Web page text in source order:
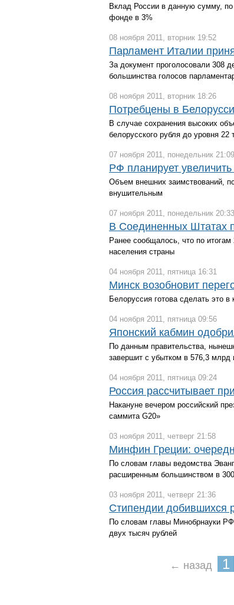
Вклад России в данную сумму,
фонде в 3%
08 ноября 2011, вторник 19:52
Парламент Италии
За документ проголосовали 308
большинства голосов
08 ноября 2011, вторник 18:26
Потребцены в
В случае сохранения высоких
белорусского рубля до уровня 22
07 ноября 2011, понедельник 21:09
РФ планирует
Объем внешних заимствований,
внушительным
07 ноября 2011, понедельник 20:33
В Соединенных Штатах
Ранее сообщалось, что по
населения страны
04 ноября 2011, пятница 16:31
Минск возобновит
Белоруссия готова сделать это
04 ноября 2011, пятница 09:56
Японский кабмин
По данным правительства,
завершит с убытком в 576,3 млрд
04 ноября 2011, пятница 09:24
Россия рассчитывает
Накануне вечером российский
саммита G20»
03 ноября 2011, четверг 21:58
Минфин Греции:
По словам главы ведомства
расширенным большинством в
03 ноября 2011, четверг 21:36
Стипендии добившихся
По словам главы Минобрнауки
двух тысяч рублей
← назад 1